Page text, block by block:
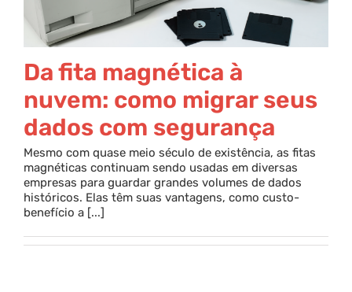
Da fita magnética à
nuvem: como migrar seus
dados com segurança
Mesmo com quase meio século de existência, as fitas
magnéticas continuam sendo usadas em diversas
empresas para guardar grandes volumes de dados
históricos. Elas têm suas vantagens, como custo-
benefício a [...]